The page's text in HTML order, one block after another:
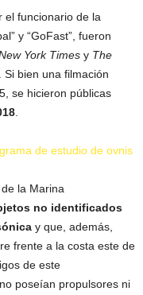
el funcionario de la
y “GoFast”, fueron
York Times y The
Si bien una filmación
se hicieron públicas
.
de estudio de ovnis
la Marina
no identificados
y que, además,
frente a la costa este de
de este
poseían propulsores ni